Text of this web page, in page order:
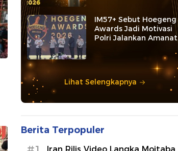
IM57+ Sebut Hoegeng
Awards Jadi Motivasi
Polri Jalankan Amanat
Lihat Selengkapnya
Berita Terpopuler